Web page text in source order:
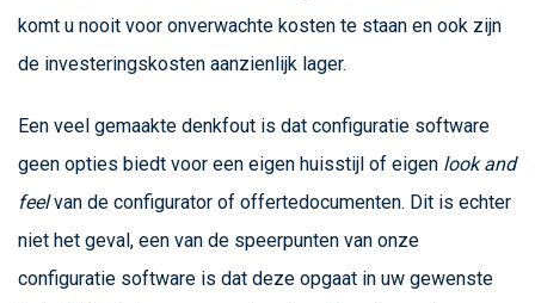
komt u nooit voor onverwachte kosten te staan en ook zijn
de investeringskosten aanzienlijk lager.
Een veel gemaakte denkfout is dat configuratie software
geen opties biedt voor een eigen huisstijl of eigen look and
feelvan de configurator of offertedocumenten. Dit is echter
niet het geval, een van de speerpunten van onze
configuratie software is dat deze opgaat in uw gewenste